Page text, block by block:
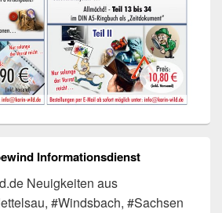
Informationsdienst
Neuigkeiten aus
#Windsbach, #Sachsen